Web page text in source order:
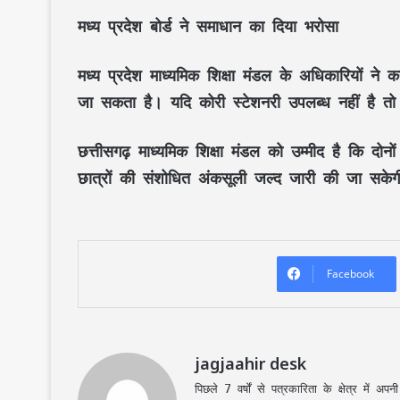
मध्य प्रदेश बोर्ड ने समाधान का दिया भरोसा
मध्य प्रदेश माध्यमिक शिक्षा मंडल के अधिकारियों
जा सकता है। यदि कोरी स्टेशनरी उपलब्ध नहीं है
छत्तीसगढ़ माध्यमिक शिक्षा मंडल को उम्मीद है कि
छात्रों की संशोधित अंकसूली जल्द जारी की जा
Facebook
jagjaahir desk
पिछले 7 वर्षों से पत्रकारिता के क्षेत्र में